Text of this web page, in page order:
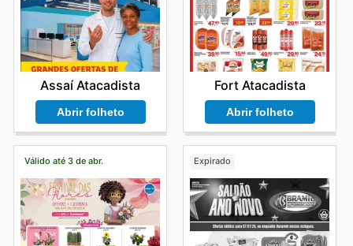
Assaí Atacadista
Abrir folheto
Fort Atacadista
Abrir folheto
Válido até 3 de abr. Expirado